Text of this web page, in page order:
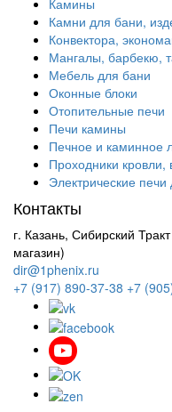
Камины
Камни для бани,
Конвектора,
Мангалы, барбекю,
Мебель для бани
Оконные блоки
Отопительные печи
Печи камины
Печное и каминное
Проходники
Электрические
Контакты
г. Казань, Сибирский
магазин)
dir@1phenix.ru
+7 (917) 890-37-38 +7